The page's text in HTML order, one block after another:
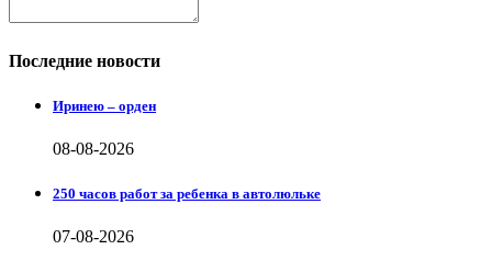
Последние новости
Иринею – орден
08-08-2026
250 часов работ за ребенка в автолюльке
07-08-2026